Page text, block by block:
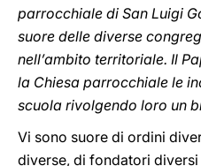
parrocchiale di San Luigi
suore delle diverse
nell’ambito territoriale. Il
la Chiesa parrocchiale le
scuola rivolgendo loro un
Vi sono suore di ordini
diverse, di fondatori